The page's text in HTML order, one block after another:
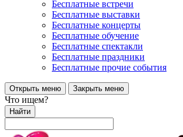
Бесплатные встречи
Бесплатные выставки
Бесплатные концерты
Бесплатные обучение
Бесплатные спектакли
Бесплатные праздники
Бесплатные прочие события
Открыть меню Закрыть меню
Что ищем?
Найти